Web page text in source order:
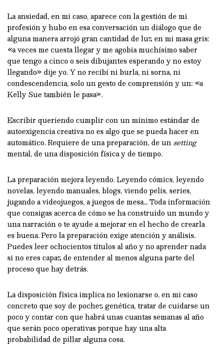
La ansiedad, en mi caso, aparece con la gestión de mi
profesión y hubo en esa conversación un diálogo que de
alguna manera arrojó gran cantidad de luz en mi masa gris:
«a veces me cuesta llegar y me agobia muchísimo saber
que tengo a cinco o seis dibujantes esperando y no estoy
llegando» dije yo. Y no recibí ni burla, ni sorna, ni
condescendencia, solo un gesto de comprensión y un: «a
Kelly Sue también le pasa».
Escribir queriendo cumplir con un mínimo estándar de
autoexigencia creativa no es algo que se pueda hacer en
automático. Requiere de una preparación, de unsetting
mental, de una disposición física y de tiempo.
La preparación mejora leyendo. Leyendo cómics, leyendo
novelas, leyendo manuales, blogs, viendo pelis, series,
jugando a videojuegos, a juegos de mesa… Toda información
que consigas acerca de cómo se ha construido un mundo y
una narración o te ayude a mejorar en el hecho de crearla
es buena. Pero la preparación exige atención y análisis.
Puedes leer ochocientos títulos al año y no aprender nada
si no eres capaz de entender al menos alguna parte del
proceso que hay detrás.
La disposición física implica no lesionarse o, en mi caso
concreto que soy de pochez genética, tratar de cuidarse un
poco y contar con que habrá unas cuantas semanas al año
que serán poco operativas porque hay una alta
probabilidad de pillar alguna cosa.